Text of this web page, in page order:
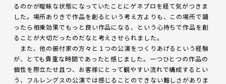
るのかが曖昧な状態になっていたことにゲネプロを経て気がつきま
した。場所ありきで作品を創るという考え方よりも、この場所で踊
ったら相乗効果でもっと良い作品になる、という心持ちで作品を創
ることが大切だったのだなと考えさせられました。
また、他の振付家の方々と１つの公演をつくりあげるという経験
が、とても貴重な時間であったと感じました。一つひとつの作品の
個性を際立たせ且つ、お客様にとって観やすい流れで構成するとい
う、フルレングスの公演では感じることのできない難しさがありま